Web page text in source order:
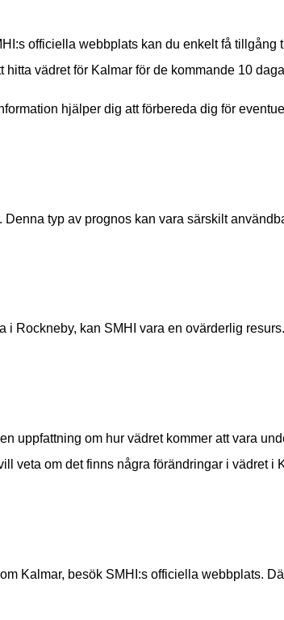
officiella webbplats kan du enkelt få tillgång
vädret för Kalmar för de kommande 10
hjälper dig att förbereda dig för
typ av prognos kan vara särskilt
Rockneby, kan SMHI vara en ovärderlig
uppfattning om hur vädret kommer att vara
veta om det finns några förändringar i vädret i
Kalmar, besök SMHI:s officiella webbplats.